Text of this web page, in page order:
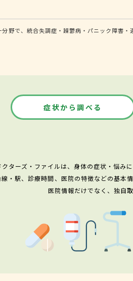
野で、統合失調症・躁鬱病・パニック障害・
症状から調べる
クターズ・ファイルは、身体の症状・悩み
・駅、診療時間、医院の特徴などの基本
医院情報だけでなく、独自